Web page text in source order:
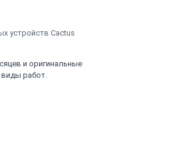
устройств Cactus
и оригинальные
работ.